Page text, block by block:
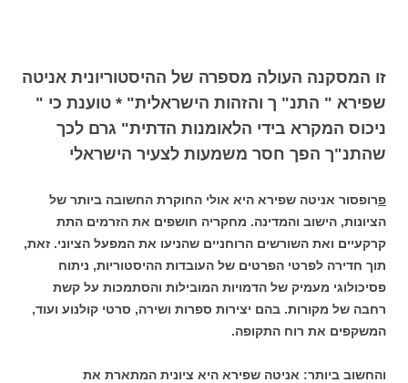
זו המסקנה העולה מספרה של ההיסטוריונית אניטה
שפירא " התנ" ך והזהות הישראלית" * טוענת כי "
ניכוס המקרא בידי הלאומנות הדתית" גרם לכך
שהתנ"ך הפך חסר משמעות לצעיר הישראלי
פרופסור אניטה שפירא היא אולי החוקרת החשובה ביותר של
הציונות, הישוב והמדינה. מחקריה חושפים את הזרמים התת
קרקעיים ואת השורשים הרוחניים שהניעו את המפעל הציוני. זאת,
תוך חדירה לפרטי הפרטים של העובדות ההיסטוריות, ניתוח
פסיכולוגי מעמיק של הדמויות המובילות והסתמכות על קשת
רחבה של מקורות. בהם יצירות ספרות ושירה, סרטי קולנוע ועוד,
המשקפים את רוח התקופה.
והחשוב ביותר: אניטה שפירא היא ציונית המתארת את